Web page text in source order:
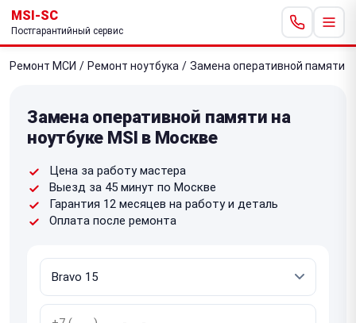
MSI-SC
Постгарантийный сервис
Ремонт МСИ / Ремонт ноутбука / Замена оперативной памяти
Замена оперативной памяти на
ноутбуке MSI в Москве
Цена за работу мастера
Выезд за 45 минут по Москве
Гарантия 12 месяцев на работу и деталь
Оплата после ремонта